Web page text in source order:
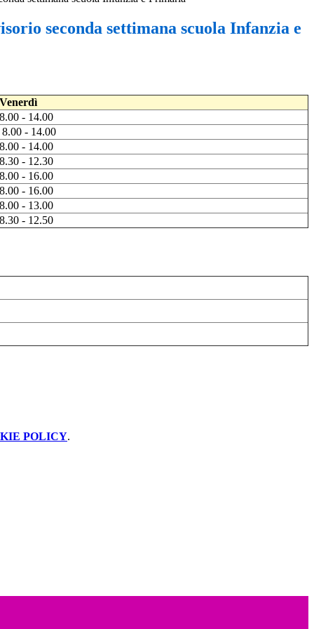
seconda settimana scuola Infanzia e
Venerdì
8.00 - 14.00
8.00 - 14.00
8.00 - 14.00
8.30 - 12.30
8.00 - 16.00
8.00 - 16.00
8.00 - 13.00
8.30 - 12.50
POLICY.